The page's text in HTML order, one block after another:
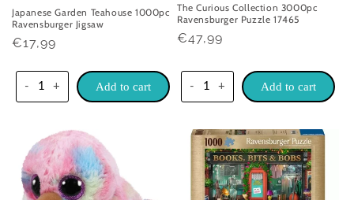
Japanese Garden Teahouse 1000pc
Ravensburger Jigsaw
Praghas
€17,99
- + Add to cart
The Curious Collection 3000pc
Ravensburger Puzzle 17465
Praghas
€47,99
- + Add to cart